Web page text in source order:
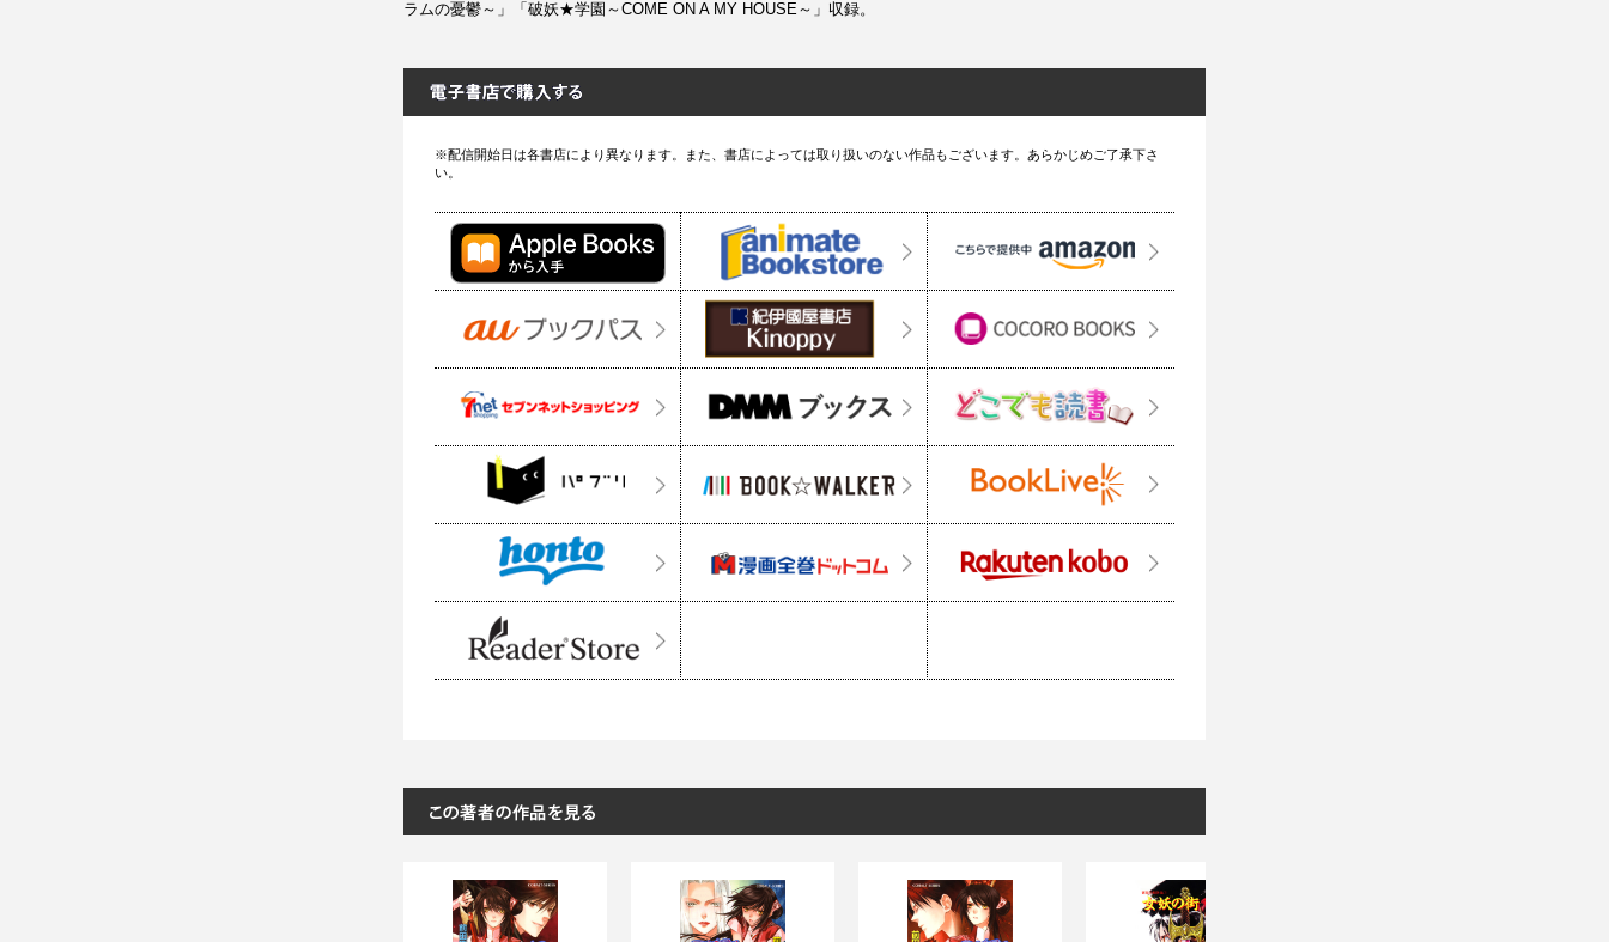
ラムの憂鬱～」「破妖★学園～COME ON A MY HOUSE～」収録。
※配信開始日は各書店により異なります。また、書店によっては取り扱いのない作品もございます。あらかじめご了承下さ
い。